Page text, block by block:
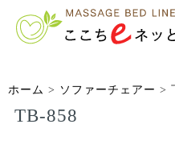
ホーム > ソファーチェアー >
TB-858